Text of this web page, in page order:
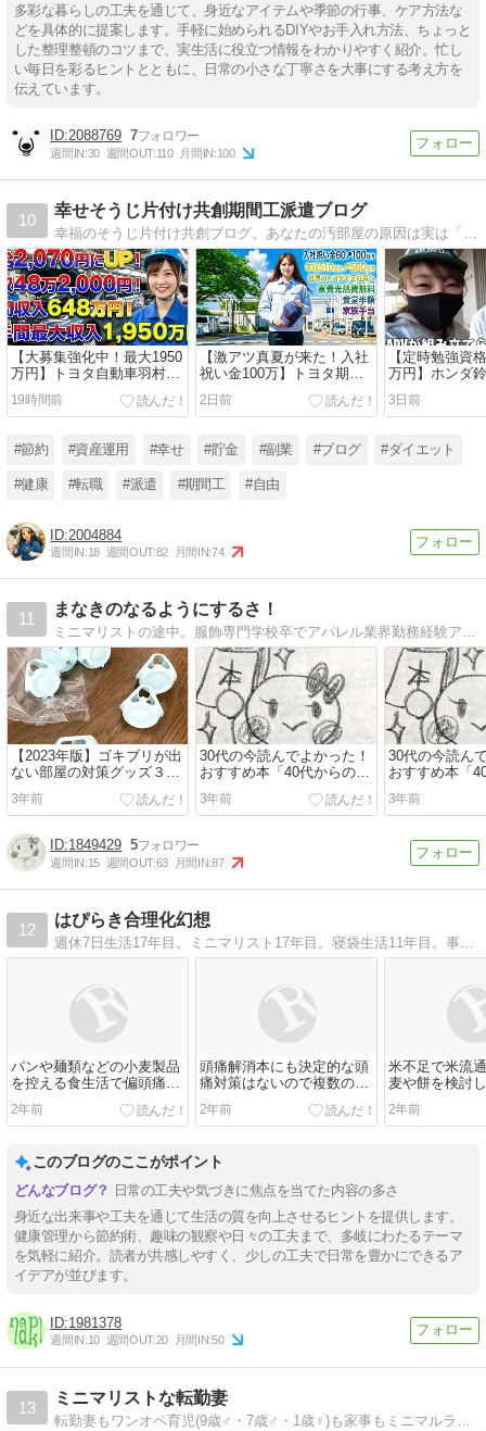
多彩な暮らしの工夫を通じて、身近なアイテムや季節の行事、ケア方法な
どを具体的に提案します。手軽に始められるDIYやお手入れ方法、ちょっと
した整理整頓のコツまで、実生活に役立つ情報をわかりやすく紹介。忙し
い毎日を彩るヒントとともに、日常の小さな丁寧さを大事にする考え方を
伝えています。
2088769 7
週間IN:30 週間OUT:110 月間IN:100
10
幸せそうじ片付け共創期間工派遣ブログ
幸福のそうじ片付け共創ブログ。あなたの汚部屋の原因は実は「内なるモンスター」が原因だった！？そうじと片付けの共創で部屋をきれいにする情報を発信します。貯金優等職の期間工や工場派遣の情報も発信していきます。
【大募集強化中！最大1950
万円】トヨタ自動車羽村派
遣大募集中！
19時間前
【激アツ真夏が来た！入社
祝い金100万】トヨタ期間
工絶賛募集中！
2日前
【定時勉強資
万円】ホンダ
静岡期間工超
中！
3日前
#節約 #資産運用 #幸せ #貯金 #副業 #ブログ #ダイエット
#健康 #転職 #派遣 #期間工 #自由
2004884
週間IN:18 週間OUT:82 月間IN:74
11
まなきのなるようにするさ！
ミニマリストの途中。服飾専門学校卒でアパレル業界勤務経験アリ。洋服のお手入れ、お直し、心や部屋のお掃除の話など徒然。
【2023年版】ゴキブリが出
ない部屋の対策グッズ３
選！【効果・方法】
3年前
30代の今読んでよかった！
おすすめ本「40代からのラ
イフシフト実践ハンドブッ
ク」書評・レビュー・感想
3年前
30代の今読ん
おすすめ本「
イフシフト実
ク」書評・レ
3年前
1849429 5
週間IN:15 週間OUT:63 月間IN:87
12
はぴらき合理化幻想
週休7日生活17年目。ミニマリスト17年目。寝袋生活11年目。事故物件8軒経験。自分一人で一度に持ち運べる持ち物で大阪に定住中。2023年の生活費は月4万円台だった。
パンや麺類などの小麦製品
を控える食生活で偏頭痛の
痛みが激減して鎮痛剤は不
要になった
2年前
頭痛解消本にも決定的な頭
痛対策はないので複数の原
因にひとつずつ対処するし
かなかった
2年前
米不足で米流
麦や餅を検討
り切る日々の
8月）
2年前
このブログのここがポイント
日常の工夫や気づきに焦点を当てた内容の多さ
身近な出来事や工夫を通じて生活の質を向上させるヒントを提供します。
健康管理から節約術、趣味の観察や日々の工夫まで、多岐にわたるテーマ
を気軽に紹介。読者が共感しやすく、少しの工夫で日常を豊かにできるア
イデアが並びます。
1981378
週間IN:10 週間OUT:20 月間IN:50
13
ミニマリストな転勤妻
転勤妻もワンオペ育児(9歳♂・7歳♂・1歳♀)も家事もミニマルライフで乗り切る38歳。暮らしの効率化・モノの捨て方選び方・ミニマルファッションを中心に発信しています。